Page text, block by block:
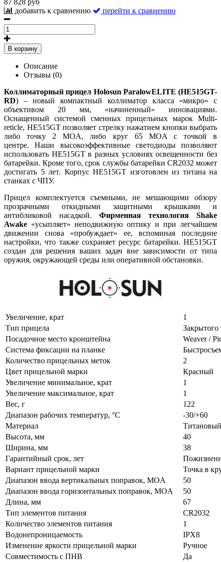
87 828 руб
добавить к сравнению
перейти к сравнению
В корзину
Описание
Отзывы (0)
Коллиматорный прицел Holosun ParalowELITE (HE515GT-
RD) – новый компактный коллиматор класса «микро» с
объективом 20 мм, «начиненный» инновациями.
Оснащенный системой сменных прицельных марок Multi-
reticle, HE515GT позволяет стрелку нажатием кнопки выбрать
либо точку 2 MOA, либо круг 65 MOA с точкой в
центре. Наши высокоэффективные светодиоды позволяют
использовать HE515GT в разных условиях освещенности без
батарейки. Кроме того, срок службы батарейки CR2032 может
достигать 5 лет. Корпус HE515GT изготовлен из титана на
станках с ЧПУ.
Прицел комплектуется съемными, не мешающими обзору
прозрачными откидными защитными крышками и
антибликовой насадкой.
Фирменная технология Shake
Awake «усыпляет» неподвижную оптику и при легчайшем
движении снова «пробуждает» ее, вспоминая последние
настройки, что также сохраняет ресурс батарейки. HE515GT
создан для решения ваших задач вне зависимости от типа
оружия, окружающей среды или оперативной обстановки.
Увеличение, крат
1
Тип прицела
Закрытого
Посадочное место кронштейна
Weaver /
Система фиксации на планке
Количество прицельных меток
2
Цвет прицельной марки
Красный
Увеличение минимальное, крат
1
Увеличение максимальное, крат
1
Вес, г
122
Диапазон рабочих температур, °C
-30/+60
Материал
Высота, мм
40
Ширина, мм
38
Гарантийный срок, лет
Вариант прицельной марки
Точка в
Диапазон ввода вертикальных поправок, MOA
50
Диапазон ввода горизонтальных поправок, MOA
50
Длина, мм
67
Тип элементов питания
CR2032
Количество элементов питания
1
Водонепроницаемость
IPX8
Изменение яркости прицельной марки
Ручное
Совместимость с ПНВ
Да